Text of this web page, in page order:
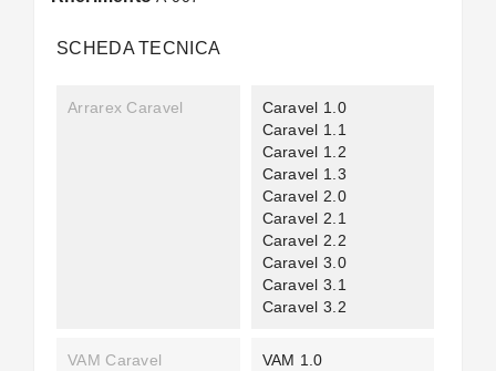
SCHEDA TECNICA
Arrarex Caravel
Caravel 1.0
Caravel 1.1
Caravel 1.2
Caravel 1.3
Caravel 2.0
Caravel 2.1
Caravel 2.2
Caravel 3.0
Caravel 3.1
Caravel 3.2
VAM Caravel
VAM 1.0